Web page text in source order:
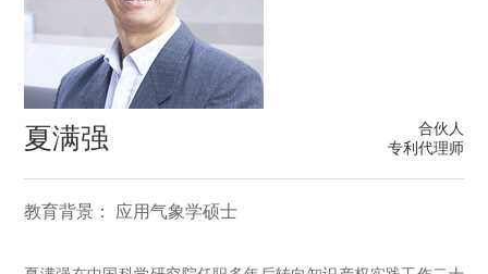
夏满强
合伙人
专利代理师
教育背景： 应用气象学硕士